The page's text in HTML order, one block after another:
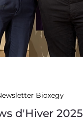
Bioxegy
d'Hiver 2025